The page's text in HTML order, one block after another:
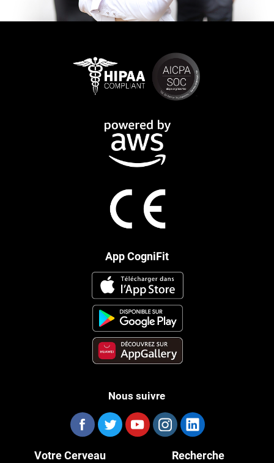
App CogniFit
Nous suivre
Votre Cerveau Recherche